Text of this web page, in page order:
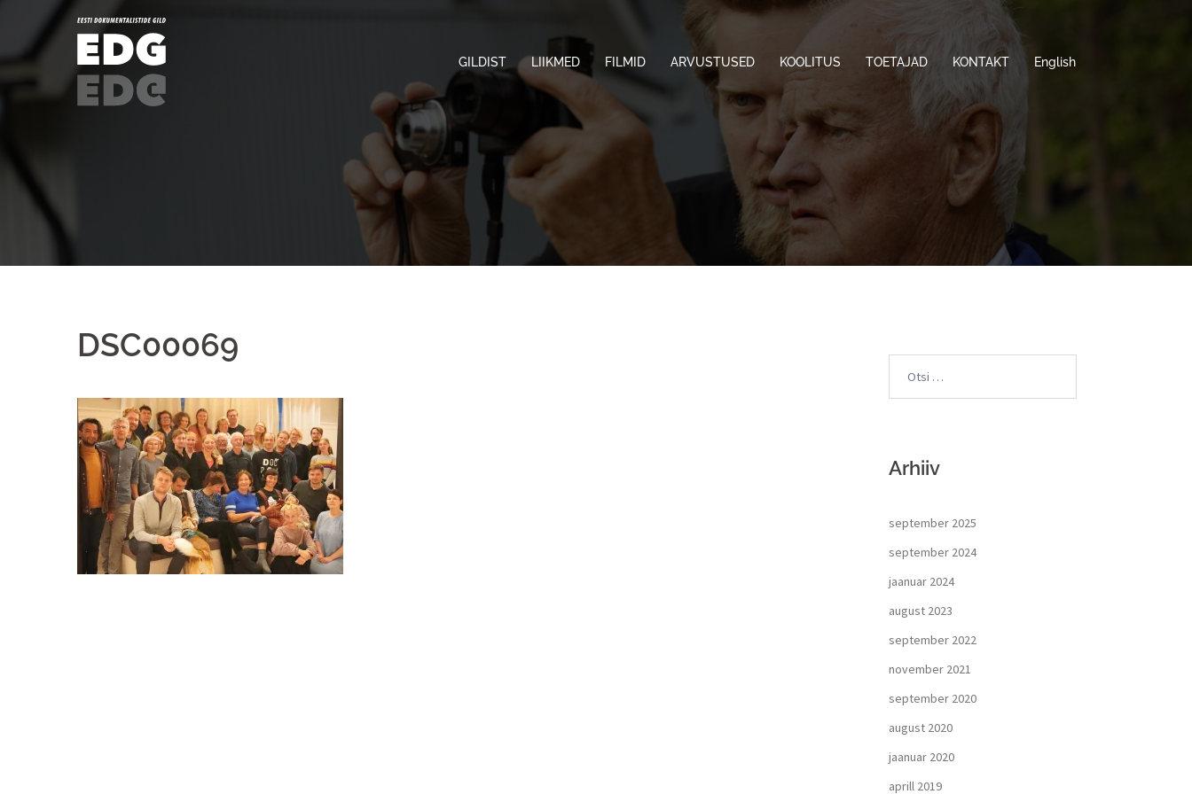
GILDIST LIIKMED FILMID ARVUSTUSED KOOLITUS TOETAJAD KONTAKT English
DSC00069
Arhiiv
september 2025
september 2024
jaanuar 2024
august 2023
september 2022
november 2021
september 2020
august 2020
jaanuar 2020
aprill 2019